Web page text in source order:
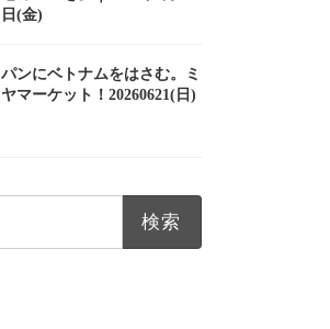
日(金)
パンにベトナムをはさむ。ミ
ヤマーケット！20260621(日)